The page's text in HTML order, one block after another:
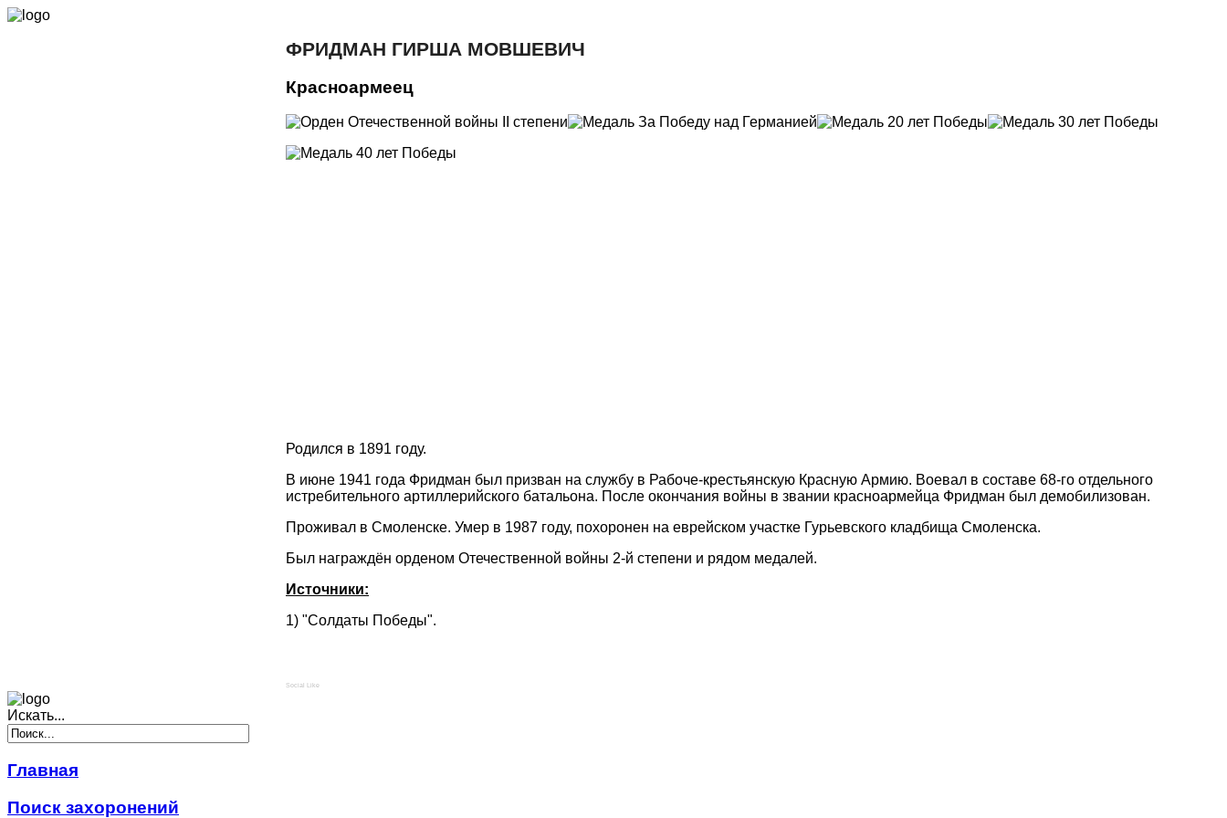
ФРИДМАН ГИРША МОВШЕВИЧ
Красноармеец
Родился в 1891 году.
В июне 1941 года Фридман был призван на службу в Рабоче-крестьянскую Красную Армию. Воевал в составе 68-го отдельного
истребительного артиллерийского батальона. После окончания войны в звании красноармейца Фридман был демобилизован.
Проживал в Смоленске. Умер в 1987 году, похоронен на еврейском участке Гурьевского кладбища Смоленска.
Был награждён орденом Отечественной войны 2-й степени и рядом медалей.
Источники:
1) "Солдаты Победы".
Social Like
Искать...
Главная
Поиск захоронений